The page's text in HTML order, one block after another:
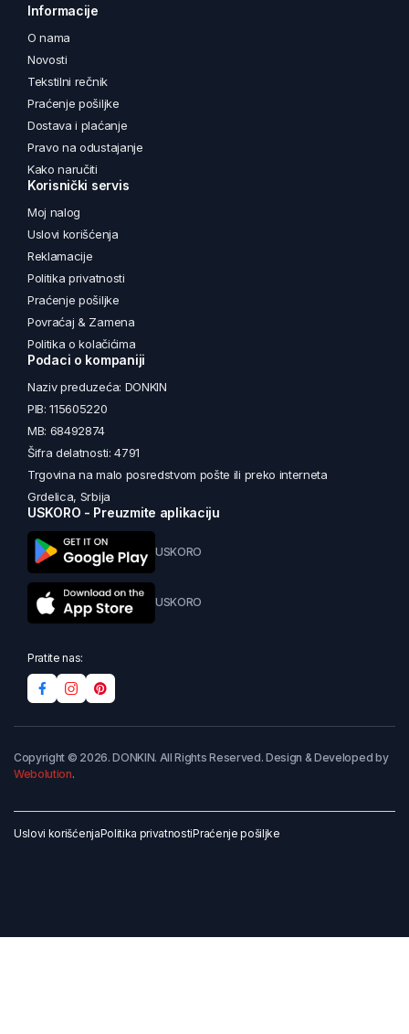
Informacije
O nama
Novosti
Tekstilni rečnik
Praćenje pošiljke
Dostava i plaćanje
Pravo na odustajanje
Kako naručiti
Korisnički servis
Moj nalog
Uslovi korišćenja
Reklamacije
Politika privatnosti
Praćenje pošiljke
Povraćaj & Zamena
Politika o kolačićima
Podaci o kompaniji
Naziv preduzeća: DONKIN
PIB: 115605220
MB: 68492874
Šifra delatnosti: 4791
Trgovina na malo posredstvom pošte ili preko interneta
Grdelica, Srbija
USKORO - Preuzmite aplikaciju
USKORO
USKORO
Pratite nas:
Copyright © 2026. DONKIN. All Rights Reserved. Design & Developed by
Webolution.
Uslovi korišćenjaPolitika privatnostiPraćenje pošiljke